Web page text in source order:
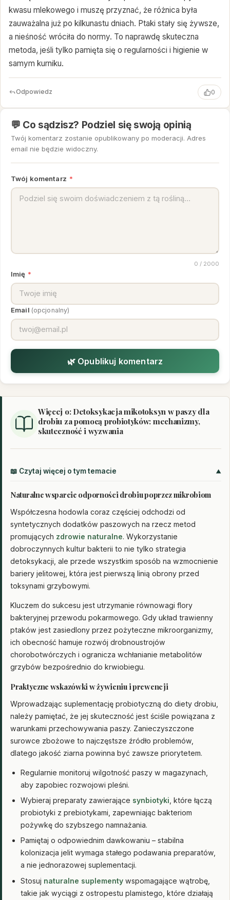
kwasu mlekowego i muszę przyznać, że różnica była
zauważalna już po kilkunastu dniach. Ptaki stały się żywsze,
a nieśność wróciła do normy. To naprawdę skuteczna
metoda, jeśli tylko pamięta się o regularności i higienie w
samym kurniku.
Odpowiedz 0
💬 Co sądzisz? Podziel się swoją opinią
Twój komentarz zostanie opublikowany po moderacji. Adres
email nie będzie widoczny.
Twój komentarz *
0 / 2000
Imię *
Email (opcjonalny)
🌿 Opublikuj komentarz
Więcej o: Detoksykacja mikotoksyn w paszy dla
drobiu za pomocą probiotyków: mechanizmy,
skuteczność i wyzwania
📖 Czytaj więcej o tym temacie
Naturalne wsparcie odporności drobiu poprzez mikrobiom
Współczesna hodowla coraz częściej odchodzi od
syntetycznych dodatków paszowych na rzecz metod
promujących zdrowie naturalne. Wykorzystanie
dobroczynnych kultur bakterii to nie tylko strategia
detoksykacji, ale przede wszystkim sposób na wzmocnienie
bariery jelitowej, która jest pierwszą linią obrony przed
toksynami grzybowymi.
Kluczem do sukcesu jest utrzymanie równowagi flory
bakteryjnej przewodu pokarmowego. Gdy układ trawienny
ptaków jest zasiedlony przez pożyteczne mikroorganizmy,
ich obecność hamuje rozwój drobnoustrojów
chorobotwórczych i ogranicza wchłanianie metabolitów
grzybów bezpośrednio do krwiobiegu.
Praktyczne wskazówki w żywieniu i prewencji
Wprowadzając suplementację probiotyczną do diety drobiu,
należy pamiętać, że jej skuteczność jest ściśle powiązana z
warunkami przechowywania paszy. Zanieczyszczone
surowce zbożowe to najczęstsze źródło problemów,
dlatego jakość ziarna powinna być zawsze priorytetem.
Regularnie monitoruj wilgotność paszy w magazynach,
aby zapobiec rozwojowi pleśni.
Wybieraj preparaty zawierające synbiotyki , które łączą
probiotyki z prebiotykami, zapewniając bakteriom
pożywkę do szybszego namnażania.
Pamiętaj o odpowiednim dawkowaniu – stabilna
kolonizacja jelit wymaga stałego podawania preparatów,
a nie jednorazowej suplementacji.
Stosuj naturalne suplementy wspomagające wątrobę,
takie jak wyciągi z ostropestu plamistego, które działają